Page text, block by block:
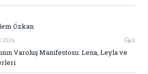
Özkan
0
Varoluş Manifestosu: Lena, Leyla ve